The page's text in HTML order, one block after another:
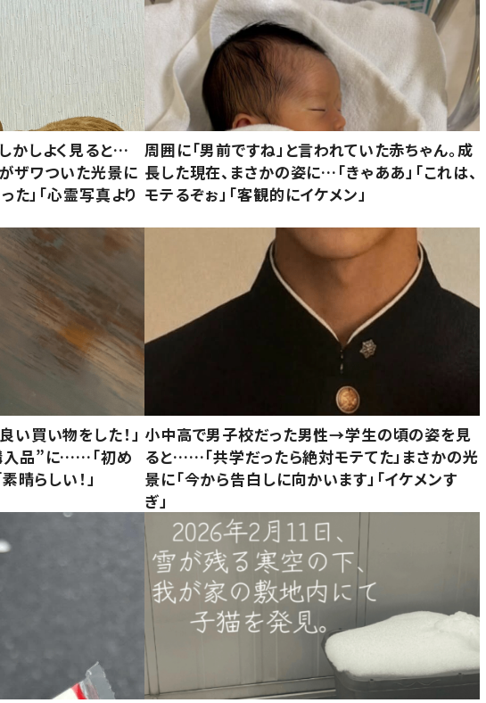
かしよく見ると…
がザワついた光景に
た」「心霊写真より
周囲に「男前ですね」と言われていた赤ちゃん。成
長した現在、まさかの姿に…「きゃああ」「これは、
モテるぞぉ」「客観的にイケメン」
買い物をした！」
品”に……「初め
晴らしい！」
小中高で男子校だった男性→学生の頃の姿を見
ると……「共学だったら絶対モテてた」まさかの光
景に「今から告白しに向かいます」「イケメンす
ぎ」